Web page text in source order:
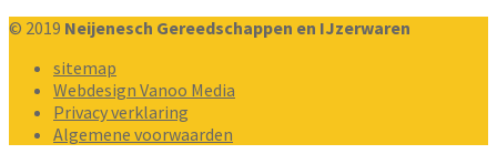
© 2019 Neijenesch Gereedschappen en IJzerwaren
sitemap
Webdesign Vanoo Media
Privacy verklaring
Algemene voorwaarden